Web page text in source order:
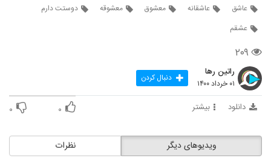
عاشق
عاشقانه معشوق معشوقه
دوستت دارم
عشقم
۲۰۹
راتین رها
۰۱ خرداد ۱۴۰۰ دنبال کردن
دانلود بیشتر ۰ ۰
نظرات ویدیوهای دیگر